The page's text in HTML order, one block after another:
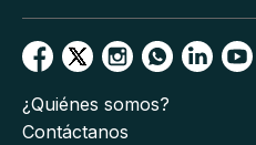
¿Quiénes somos?
Contáctanos